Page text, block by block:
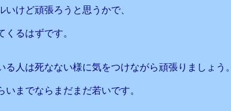
けど頑張ろうと思うかで、
るはずです。
人は死なない様に気をつけながら頑張りましょう。
までならまだまだ若いです。